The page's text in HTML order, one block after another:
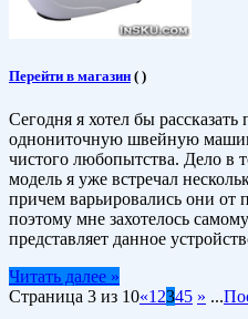
Перейти в магазин ( )
Сегодня я хотел бы
однониточную швейную
чистого любопытства. Дело в
модель я уже встречал
причем варьировались они от
поэтому мне захотелось
представляет данное
Читать далее »
Страница 3 из 10«1 2345 » ...